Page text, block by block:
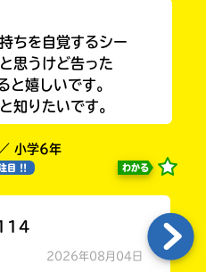
ちを自覚するシー
思うけど告った
と嬉しいです。
知りたいです。
小学6年
目 !! わかる
2026年08月04日